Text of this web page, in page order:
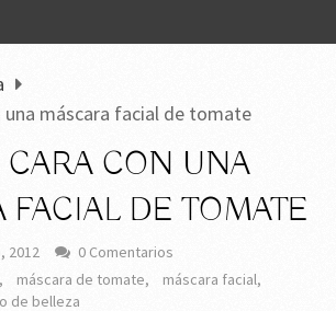
una máscara facial de tomate
CON UNA
FACIAL DE TOMATE
2012
0 Comentarios
máscara de tomate, máscara facial,
de belleza